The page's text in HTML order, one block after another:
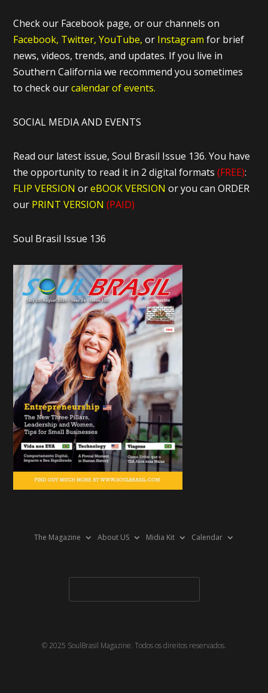
Check our Facebook page, or our channels on
Facebook, Twitter, YouTube, or Instagram for brief
news, videos, trends, and updates. If you live in
Southern California we recommend you sometimes
to check ourcalendar of events.
SOCIAL MEDIA AND EVENTS
Read our latest issue, Soul Brasil Issue 136. You have
the opportunity to read it in 2 digital formats(FREE):
FLIP VERSION oreBOOK VERSIONor you can ORDER
our PRINT VERSION (PAID)
Soul Brasil Issue 136
The Magazine About US Midia Kit Calendar
© 2025 SoulBrasil Magazine. Todos os direitos reservados.